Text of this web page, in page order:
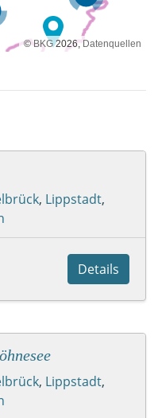
© BKG2026,Datenquellen
, Lippstadt,
Details
, Lippstadt,